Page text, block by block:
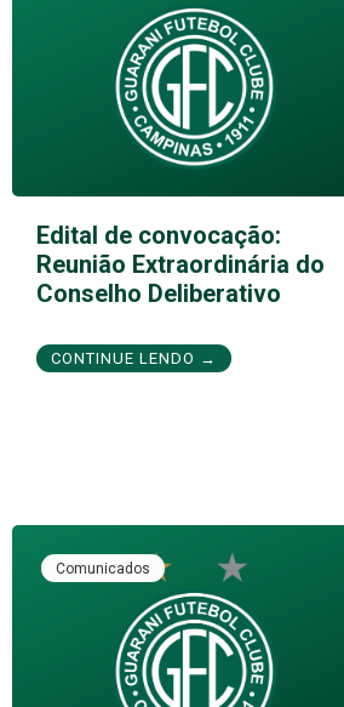
Edital de convocação:
Reunião Extraordinária do
Conselho Deliberativo
CONTINUE LENDO →
Comunicados